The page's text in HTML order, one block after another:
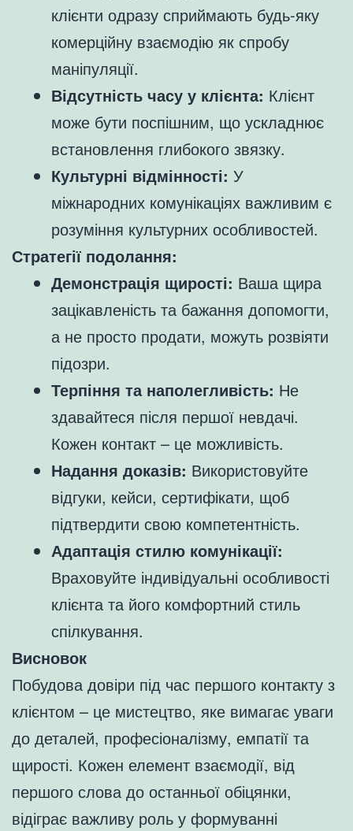
клієнти одразу сприймають будь-яку
комерційну взаємодію як спробу
маніпуляції.
Відсутність часу у клієнта: Клієнт
може бути поспішним, що ускладнює
встановлення глибокого звязку.
Культурні відмінності: У
міжнародних комунікаціях важливим є
розуміння культурних особливостей.
Стратегії подолання:
Демонстрація щирості: Ваша щира
зацікавленість та бажання допомогти,
а не просто продати, можуть розвіяти
підозри.
Терпіння та наполегливість: Не
здавайтеся після першої невдачі.
Кожен контакт – це можливість.
Надання доказів: Використовуйте
відгуки, кейси, сертифікати, щоб
підтвердити свою компетентність.
Адаптація стилю комунікації:
Враховуйте індивідуальні особливості
клієнта та його комфортний стиль
спілкування.
Висновок
Побудова довіри під час першого контакту з
клієнтом – це мистецтво, яке вимагає уваги
до деталей, професіоналізму, емпатії та
щирості. Кожен елемент взаємодії, від
першого слова до останньої обіцянки,
відіграє важливу роль у формуванні